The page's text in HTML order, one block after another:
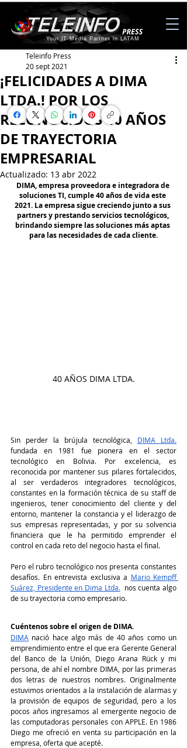
Your IT Media Partner in LATAM
¡FELICIDADES A DIMA
LTDA.! POR LOS
RECONOCIDOS 40 AÑOS
DE TRAYECTORIA
EMPRESARIAL
Teleinfo Press
20 sept 2021
Actualizado: 13 abr 2022
DIMA, empresa proveedora e integradora de
soluciones TI, cumple 40 años de vida este
2021. La empresa sigue creciendo junto a sus
partners y prestando servicios tecnológicos,
brindando siempre las soluciones más aptas
para las necesidades de cada cliente.
40 AÑOS DIMA LTDA.
Sin perder la brújula tecnológica,
DIMA Ltda.
fundada en 1981 fue pionera en el sector
tecnológico en Bolivia. Por excelencia, es
reconocida por mantener sus pilares fortalecidos,
al ser verdaderos integradores tecnológicos,
constantes en la formación técnica de su staff de
ingenieros, tener conocimiento del cliente y del
entorno, mantener la constancia y el liderazgo de
sus empresas representadas, y por su solvencia
financiera que le ha permitido emprender el
control en cada reto del negocio hasta el final.
Pero el rubro tecnológico nos presenta constantes
desafíos. En entrevista exclusiva a Mario Kempff
Suárez, Presidente en Dima Ltda. nos cuenta algo
de su trayectoria como empresario.
Cuéntenos sobre el origen de DIMA.
DIMA nació hace algo más de 40 años como un
emprendimiento entre el que era Gerente General
del Banco de la Unión, Diego Arana Rück y mi
persona, de ahí el nombre DIMA, por las primeras
dos letras de nuestros nombres. Originalmente
estuvimos orientados a la instalación de alarmas y
la provisión de equipos de seguridad, pero a los
pocos años ingresamos al emergente negocio de
las computadoras personales con APPLE. En 1986
Diego me ofreció en venta su participación en la
empresa, oferta que acepté.